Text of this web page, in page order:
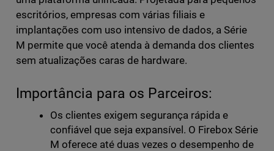
escritórios, empresas com várias filiais e
implantações com uso intensivo de dados, a Série
M permite que você atenda à demanda dos clientes
sem atualizações caras de hardware.
Importância para os Parceiros:
Os clientes exigem segurança rápida e
confiável que seja expansível. O Firebox Série
M oferece até duas vezes o desempenho de